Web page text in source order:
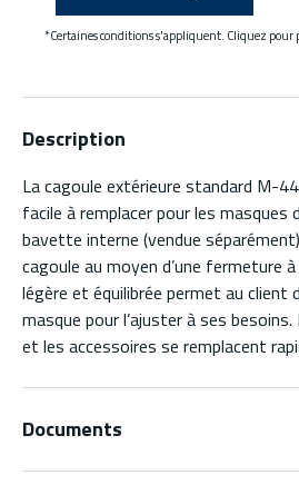
*Certaines conditions s'appliquent. Cliquez
Description
La cagoule extérieure standard M-
facile à remplacer pour les masques
bavette interne (vendue
cagoule au moyen d’une fermeture
légère et équilibrée permet au client
masque pour l’ajuster à ses
et les accessoires se remplacent
Documents